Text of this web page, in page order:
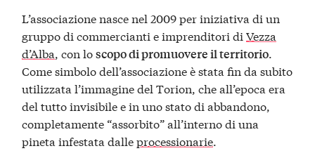
L’associazione nasce nel 2009 per iniziativa di un
gruppo di commercianti e imprenditori diVezza
d’Alba, con loscopo di promuovere il territorio.
Come simbolo dell’associazione è stata fin da subito
utilizzata l’immagine del Torion, che all’epoca era
del tutto invisibile e in uno stato di abbandono,
completamente “assorbito” all’interno di una
pineta infestata dalleprocessionarie.